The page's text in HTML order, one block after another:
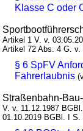
Klasse C oder
Artikel 1 V. v.
Artikel 72 Abs. 4 G. v.
§ 6 SpFV
Fahrerlaubnis
Straßenbahn-
V. v. 11.12.1987
01.10.2019 BGBl. I S.